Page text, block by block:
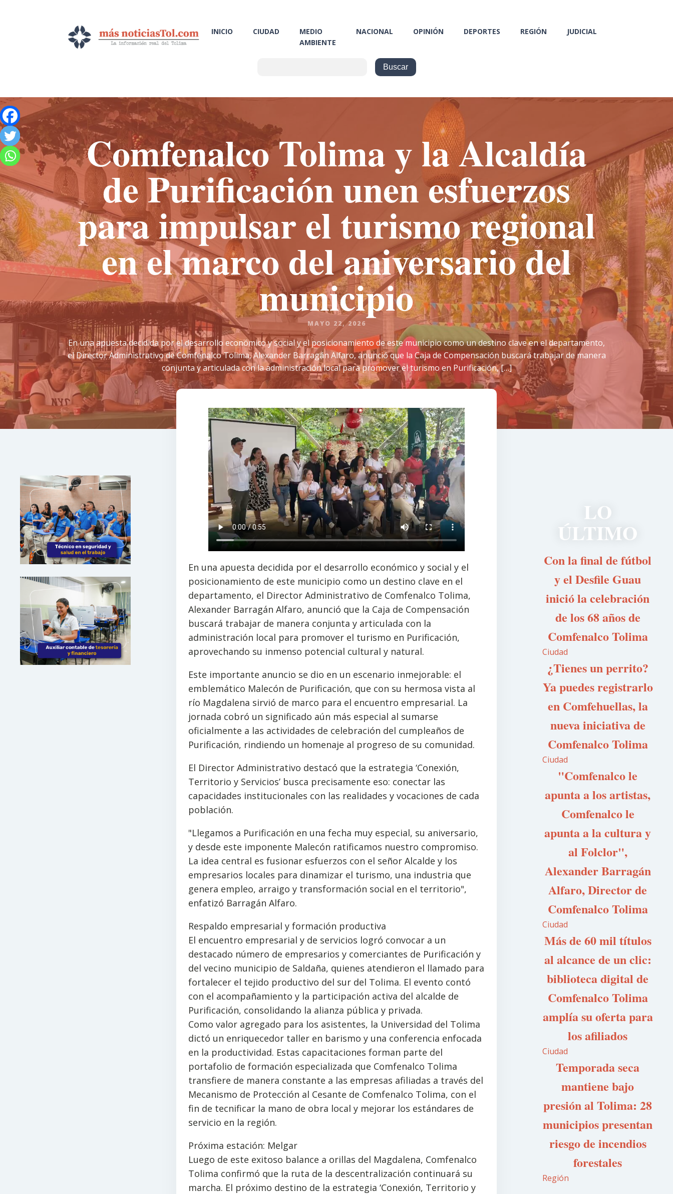
INICIO CIUDAD
MEDIO
AMBIENTE
NACIONAL OPINIÓN DEPORTES REGIÓN JUDICIAL
Comfenalco Tolima y la Alcaldía
de Purificación unen esfuerzos
para impulsar el turismo regional
en el marco del aniversario del
municipio
MAYO 22, 2026
En una apuesta decidida por el desarrollo económico y social y el posicionamiento de este municipio como un destino clave en el departamento,
el Director Administrativo de Comfenalco Tolima, Alexander Barragán Alfaro, anunció que la Caja de Compensación buscará trabajar de manera
conjunta y articulada con la administración local para promover el turismo en Purificación, […]
En una apuesta decidida por el desarrollo económico y social y el
posicionamiento de este municipio como un destino clave en el
departamento, el Director Administrativo de Comfenalco Tolima,
Alexander Barragán Alfaro, anunció que la Caja de Compensación
buscará trabajar de manera conjunta y articulada con la
administración local para promover el turismo en Purificación,
aprovechando su inmenso potencial cultural y natural.
Este importante anuncio se dio en un escenario inmejorable: el
emblemático Malecón de Purificación, que con su hermosa vista al
río Magdalena sirvió de marco para el encuentro empresarial. La
jornada cobró un significado aún más especial al sumarse
oficialmente a las actividades de celebración del cumpleaños de
Purificación, rindiendo un homenaje al progreso de su comunidad.
El Director Administrativo destacó que la estrategia ‘Conexión,
Territorio y Servicios’ busca precisamente eso: conectar las
capacidades institucionales con las realidades y vocaciones de cada
población.
"Llegamos a Purificación en una fecha muy especial, su aniversario,
y desde este imponente Malecón ratificamos nuestro compromiso.
La idea central es fusionar esfuerzos con el señor Alcalde y los
empresarios locales para dinamizar el turismo, una industria que
genera empleo, arraigo y transformación social en el territorio",
enfatizó Barragán Alfaro.
Respaldo empresarial y formación productiva
El encuentro empresarial y de servicios logró convocar a un
destacado número de empresarios y comerciantes de Purificación y
del vecino municipio de Saldaña, quienes atendieron el llamado para
fortalecer el tejido productivo del sur del Tolima. El evento contó
con el acompañamiento y la participación activa del alcalde de
Purificación, consolidando la alianza pública y privada.
Como valor agregado para los asistentes, la Universidad del Tolima
dictó un enriquecedor taller en barismo y una conferencia enfocada
en la productividad. Estas capacitaciones forman parte del
portafolio de formación especializada que Comfenalco Tolima
transfiere de manera constante a las empresas afiliadas a través del
Mecanismo de Protección al Cesante de Comfenalco Tolima, con el
fin de tecnificar la mano de obra local y mejorar los estándares de
servicio en la región.
Próxima estación: Melgar
Luego de este exitoso balance a orillas del Magdalena, Comfenalco
Tolima confirmó que la ruta de la descentralización continuará su
marcha. El próximo destino de la estrategia ‘Conexión, Territorio y
LO
ÚLTIMO
Con la final de fútbol
y el Desfile Guau
inició la celebración
de los 68 años de
Comfenalco Tolima
Ciudad
¿Tienes un perrito?
Ya puedes registrarlo
en Comfehuellas, la
nueva iniciativa de
Comfenalco Tolima
Ciudad
"Comfenalco le
apunta a los artistas,
Comfenalco le
apunta a la cultura y
al Folclor",
Alexander Barragán
Alfaro, Director de
Comfenalco Tolima
Ciudad
Más de 60 mil títulos
al alcance de un clic:
biblioteca digital de
Comfenalco Tolima
amplía su oferta para
los afiliados
Ciudad
Temporada seca
mantiene bajo
presión al Tolima: 28
municipios presentan
riesgo de incendios
forestales
Región